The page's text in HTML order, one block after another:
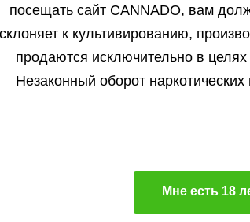
в одном месте Алексей
Всё
Михаил
посещать сайт CANNADO, вам
склоняет к культивированию,
продаются исключительно в
Незаконный оборот
Мне есть 18